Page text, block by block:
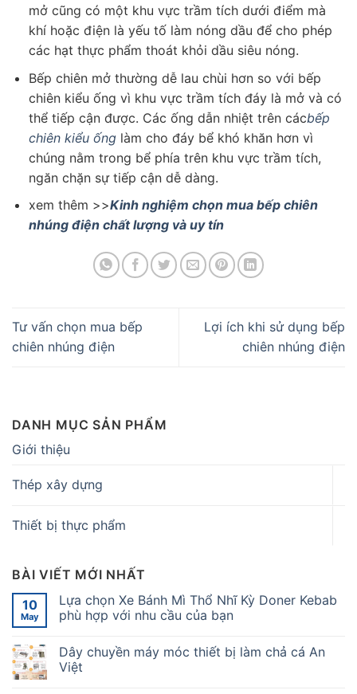
mở cũng có một khu vực trầm tích dưới điểm mà
khí hoặc điện là yếu tố làm nóng dầu để cho phép
các hạt thực phẩm thoát khỏi dầu siêu nóng.
Bếp chiên mở thường dễ lau chùi hơn so với bếp
chiên kiểu ống vì khu vực trầm tích đáy là mở và có
thể tiếp cận được. Các ống dẫn nhiệt trên cácbếp
chiên kiểu ốnglàm cho đáy bể khó khăn hơn vì
chúng nằm trong bể phía trên khu vực trầm tích,
ngăn chặn sự tiếp cận dễ dàng.
xem thêm >>Kinh nghiệm chọn mua bếp chiên
nhúng điện chất lượng và uy tín
Tư vấn chọn mua bếp
chiên nhúng điện
Lợi ích khi sử dụng bếp
chiên nhúng điện
DANH MỤC SẢN PHẨM
Giới thiệu
Thép xây dựng
Thiết bị thực phẩm
BÀI VIẾT MỚI NHẤT
10
May
Lựa chọn Xe Bánh Mì Thổ Nhĩ Kỳ Doner Kebab
phù hợp với nhu cầu của bạn
Dây chuyền máy móc thiết bị làm chả cá An
Việt